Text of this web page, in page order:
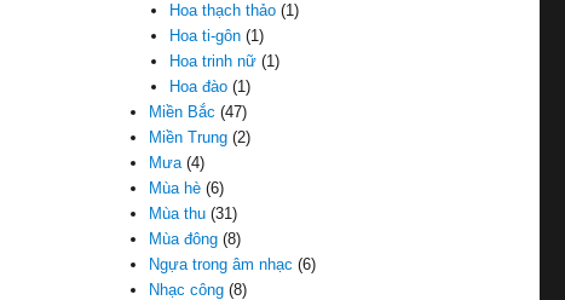
Hoa thạch thảo(1)
Hoa ti-gôn(1)
Hoa trinh nữ(1)
Hoa đào(1)
Miền Bắc (47)
Miền Trung (2)
Mưa(4)
Mùa hè (6)
Mùa thu (31)
Mùa đông (8)
Ngựa trong âm nhạc (6)
Nhạc công (8)